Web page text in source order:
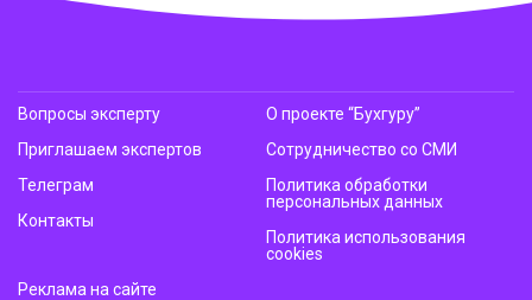
Вопросы эксперту
Приглашаем экспертов
Телеграм
Контакты
О проекте “Бухгуру”
Сотрудничество со СМИ
Политика обработки
персональных данных
Политика использования
cookies
Реклама на сайте